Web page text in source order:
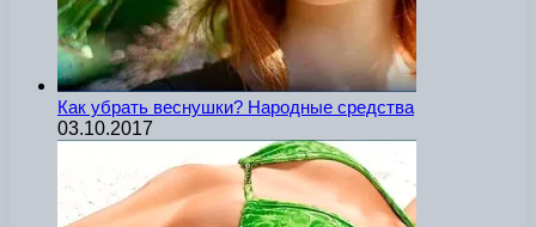
Как убрать веснушки? Народные средства
03.10.2017